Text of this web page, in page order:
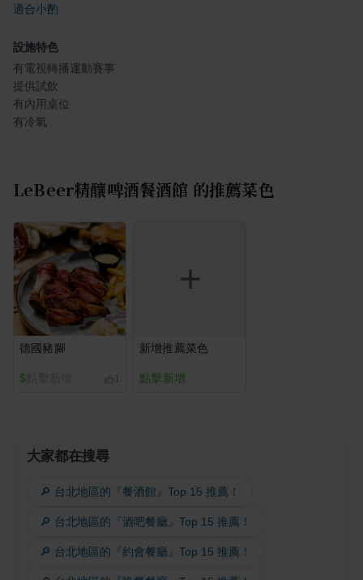
適合小酌
設施特色
有電視轉播運動賽事
提供試飲
有內用桌位
有冷氣
LeBeer精釀啤酒餐酒館 的推薦菜色
德國豬腳
$
新增推薦菜色
點擊新增
大家都在搜尋
🔎 台北地區的『餐酒館』Top 15 推薦！
🔎 台北地區的『酒吧餐廳』Top 15 推薦！
🔎 台北地區的『約會餐廳』Top 15 推薦！